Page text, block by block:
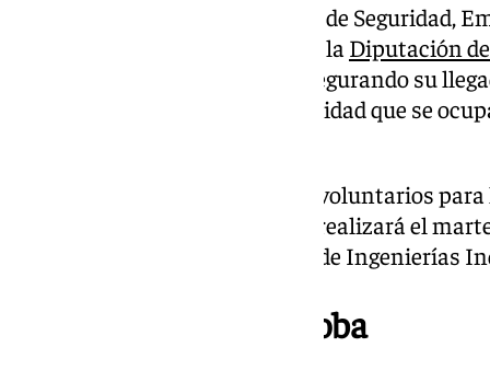
En coordinación con la Cátedra de Seguridad,
UMA, el cuerpo de Bomberos de la Diputación
canalizar todo lo recaudado, asegurando su
colaboración con Cruz Roja, entidad que se
La UMA también ha solicitado voluntarios
recolectados. Esta actividad se realizará el
como en la tarde, en la Escuela de Ingenierías
Universidad de Córdoba